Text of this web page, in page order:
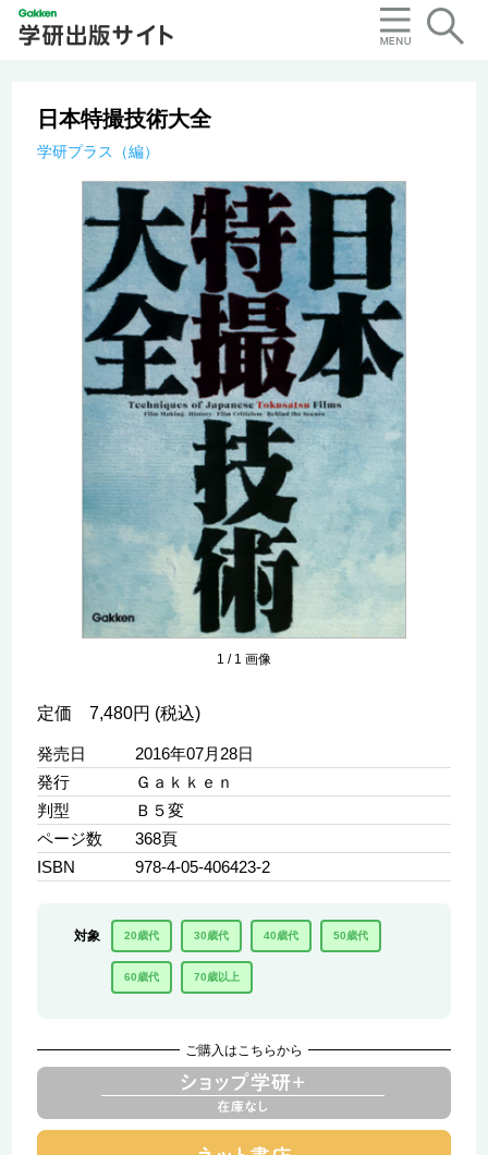
日本特撮技術大全
学研プラス（編）
1 / 1 画像
定価 7,480円 (税込)
発売日
2016年07月28日
発行
Ｇａｋｋｅｎ
判型
Ｂ５変
ページ数
368頁
ISBN
978-4-05-406423-2
対象 20歳代 30歳代 40歳代 50歳代
60歳代 70歳以上
ご購入はこちらから